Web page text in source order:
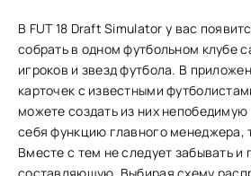
В FUT 18 Draft Simulator у вас
собрать в одном футбольном клубе
игроков и звезд футбола. В
карточек с известными
можете создать из них непобедимую
себя функцию главного менеджера,
Вместе с тем не следует забывать и